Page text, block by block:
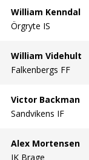
William Kenndal
Örgryte IS
William Videhult
Falkenbergs FF
Victor Backman
Sandvikens IF
Alex Mortensen
IK Brage